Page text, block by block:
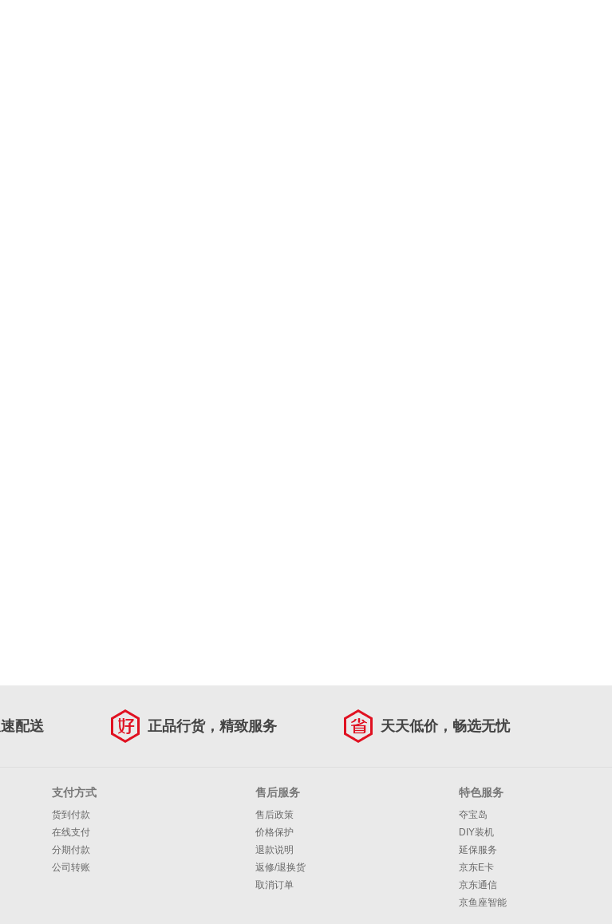
配送 正品行货，精致服务 天天低价，畅选无忧
支付方式
货到付款
在线支付
分期付款
公司转账
售后服务
售后政策
价格保护
退款说明
返修/退换货
取消订单
特色服务
夺宝岛
DIY装机
延保服务
京东E卡
京东通信
京鱼座智能